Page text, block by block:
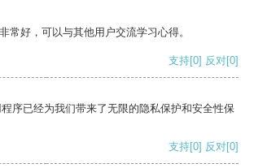
常好，可以与其他用户交流学习心得。
支持[0] 反对[0]
序已经为我们带来了无限的隐私保护和安全性保
支持[0] 反对[0]